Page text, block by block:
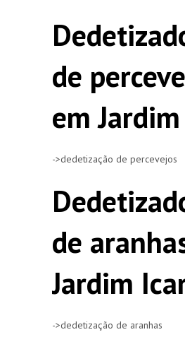
de
em
->dedetização de percevejos
de
Jardim
->dedetização de aranhas